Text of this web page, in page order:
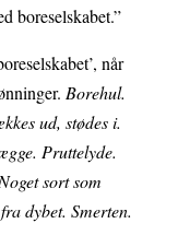
boreselskabet.”
når
Borehul.
ud, stødes i.
Pruttelyde.
sort som
dybet. Smerten.